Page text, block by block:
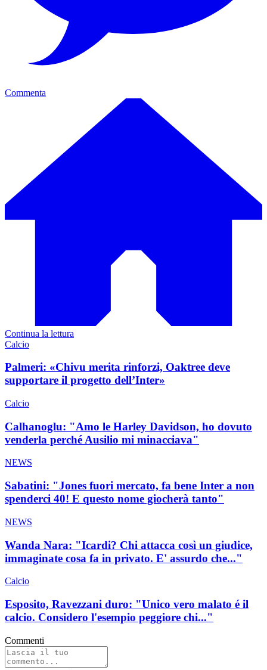
Commenta
Continua la lettura
Calcio
Palmeri: «Chivu merita rinforzi, Oaktree deve
supportare il progetto dell’Inter»
Calcio
Calhanoglu: "Amo le Harley Davidson, ho dovuto
venderla perché Ausilio mi minacciava"
NEWS
Sabatini: "Jones fuori mercato, fa bene Inter a non
spenderci 40! E questo nome giocherà tanto"
NEWS
Wanda Nara: "Icardi? Chi attacca così un giudice,
immaginate cosa fa in privato. E' assurdo che..."
Calcio
Esposito, Ravezzani duro: "Unico vero malato é il
calcio. Considero l'esempio peggiore chi..."
Commenti